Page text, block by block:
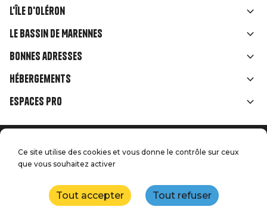
Liens
rubriques
L'île d'Oléron
Le Bassin de Marennes
Bonnes adresses
Hébergements
Espaces Pro
Menu
Accueil
Mentions légales
Presse
Nous contacter
Plan du site
Réalisation : StudioJuillet
Ce site utilise des cookies et vous donne le contrôle sur ceux
que vous souhaitez activer
Tout accepter Tout refuser